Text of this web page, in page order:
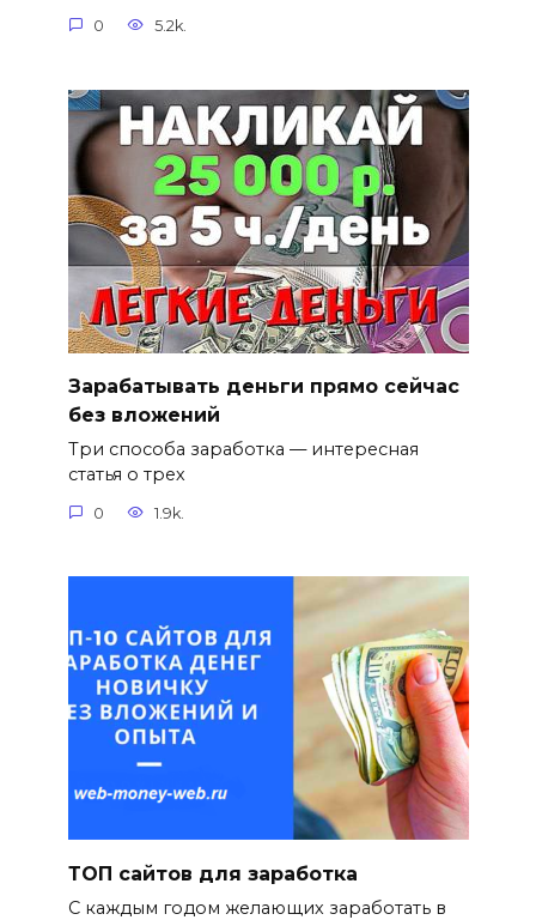
0 5.2k.
Зарабатывать деньги прямо сейчас
без вложений
Три способа заработка — интересная
статья о трех
0 1.9k.
ТОП сайтов для заработка
С каждым годом желающих заработать в